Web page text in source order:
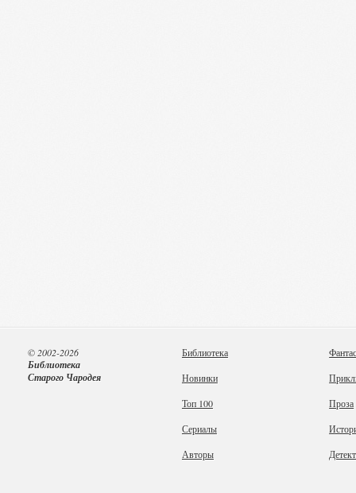
Библиотека
Новинки
Топ 100
Сериалы
Авторы
Проза
© 2002-2026
Библиотека
Старого Чародея